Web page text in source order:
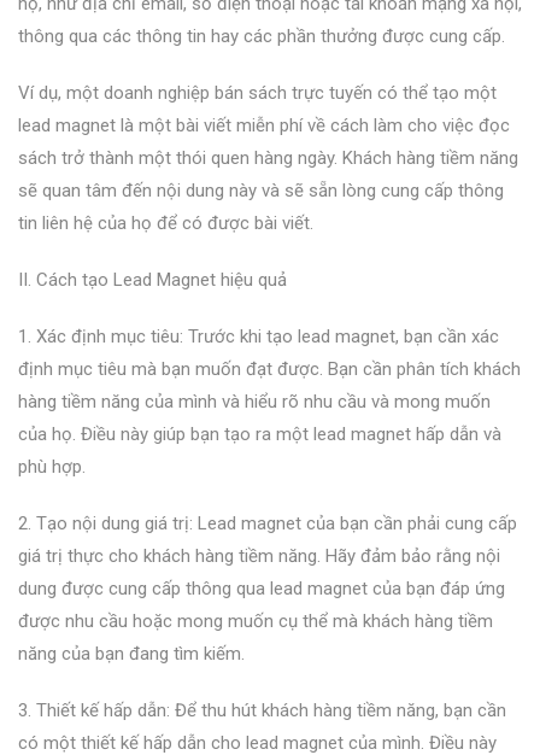
thông qua các thông tin hay các phần thưởng được cung cấp.
Ví dụ, một doanh nghiệp bán sách trực tuyến có thể tạo một
lead magnet là một bài viết miễn phí về cách làm cho việc đọc
sách trở thành một thói quen hàng ngày. Khách hàng tiềm năng
sẽ quan tâm đến nội dung này và sẽ sẵn lòng cung cấp thông
tin liên hệ của họ để có được bài viết.
II. Cách tạo Lead Magnet hiệu quả
1. Xác định mục tiêu: Trước khi tạo lead magnet, bạn cần xác
định mục tiêu mà bạn muốn đạt được. Bạn cần phân tích khách
hàng tiềm năng của mình và hiểu rõ nhu cầu và mong muốn
của họ. Điều này giúp bạn tạo ra một lead magnet hấp dẫn và
phù hợp.
2. Tạo nội dung giá trị: Lead magnet của bạn cần phải cung cấp
giá trị thực cho khách hàng tiềm năng. Hãy đảm bảo rằng nội
dung được cung cấp thông qua lead magnet của bạn đáp ứng
được nhu cầu hoặc mong muốn cụ thể mà khách hàng tiềm
năng của bạn đang tìm kiếm.
3. Thiết kế hấp dẫn: Để thu hút khách hàng tiềm năng, bạn cần
có một thiết kế hấp dẫn cho lead magnet của mình. Điều này